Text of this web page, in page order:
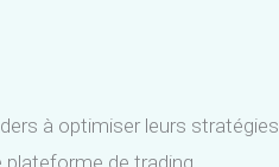
à optimiser leurs stratégies